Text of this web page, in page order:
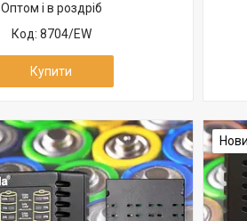
Оптом і в роздріб
8704/EW
Купити